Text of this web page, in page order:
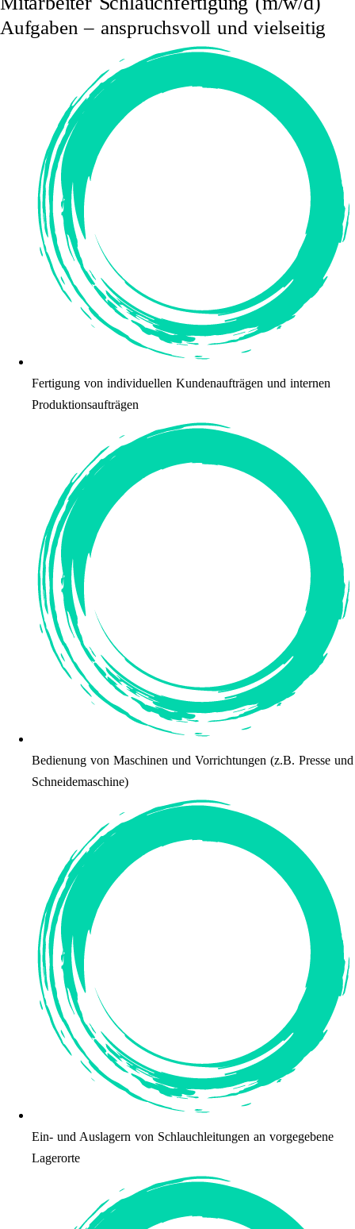
Aufgaben – anspruchsvoll und vielseitig
Fertigung von individuellen Kundenaufträgen und internen
Produktionsaufträgen
Bedienung von Maschinen und Vorrichtungen (z.B. Presse und
Schneidemaschine)
Ein- und Auslagern von Schlauchleitungen an vorgegebene
Lagerorte